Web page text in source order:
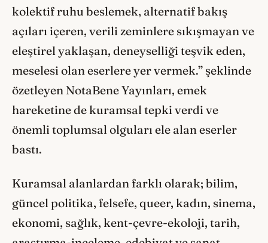
kolektif ruhu beslemek, alternatif bakış
açıları içeren, verili zeminlere sıkışmayan ve
eleştirel yaklaşan, deneyselliği teşvik eden,
meselesi olan eserlere yer vermek.” şeklinde
özetleyen NotaBene Yayınları, emek
hareketine de kuramsal tepki verdi ve
önemli toplumsal olguları ele alan eserler
bastı.
Kuramsal alanlardan farklı olarak; bilim,
güncel politika, felsefe, queer, kadın, sinema,
ekonomi, sağlık, kent-çevre-ekoloji, tarih,